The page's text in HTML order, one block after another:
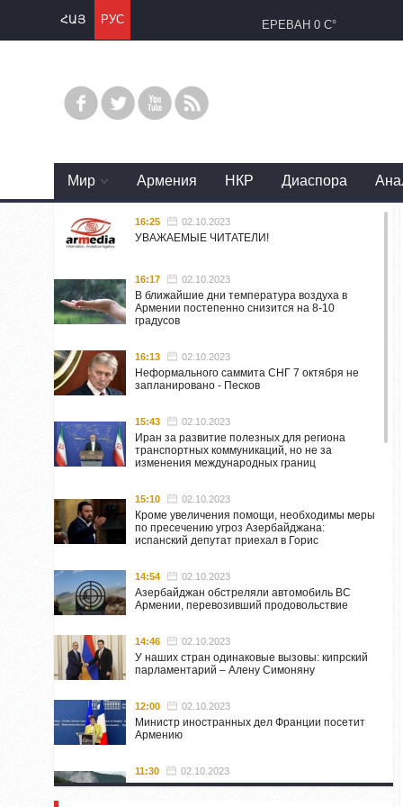
ՀԱՅ РУС ЕРЕВАН 0 C°
Mир Армения НКР Диаспора
16:25 02.10.2023
УВАЖАЕМЫЕ ЧИТАТЕЛИ!
16:17 02.10.2023
В ближайшие дни температура воздуха в
Армении постепенно снизится на 8-10
градусов
16:13 02.10.2023
Неформального саммита СНГ 7 октября не
запланировано - Песков
15:43 02.10.2023
Иран за развитие полезных для региона
транспортных коммуникаций, но не за
изменения международных границ
15:10 02.10.2023
Кроме увеличения помощи, необходимы меры
по пресечению угроз Азербайджана:
испанский депутат приехал в Горис
14:54 02.10.2023
Азербайджан обстреляли автомобиль ВС
Армении, перевозивший продовольствие
14:46 02.10.2023
У наших стран одинаковые вызовы: кипрский
парламентарий – Алену Симоняну
12:00 02.10.2023
Министр иностранных дел Франции посетит
Армению
11:30 02.10.2023
Самвел Шахраманян и группа ответственных